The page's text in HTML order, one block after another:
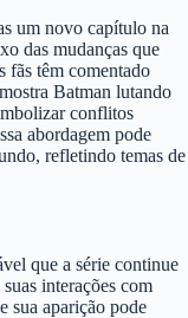
um novo capítulo na
das mudanças que
fãs têm comentado
Batman lutando
conflitos
abordagem pode
refletindo temas de
que a série continue
interações com
sua aparição pode